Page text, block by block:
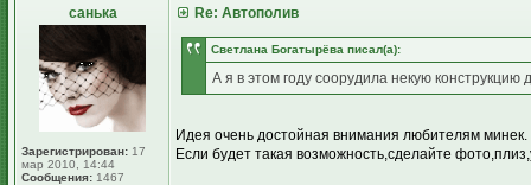
санька
Зарегистрирован: 17
мар 2010, 14:44
Сообщения: 1467
Re: Автополив
Светлана Богатырёва писал(а):
А я в этом году соорудила некую
Идея очень достойная внимания любителям минек.
Если будет такая возможность,сделайте